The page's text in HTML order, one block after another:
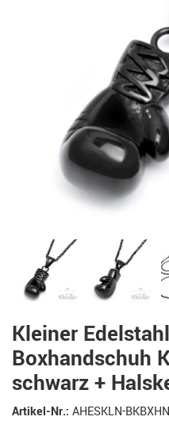
Kleiner
Boxhandschuh
schwarz +
Artikel-Nr.: AHESKLN-